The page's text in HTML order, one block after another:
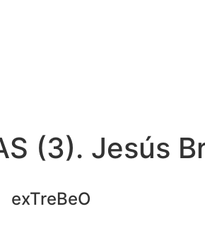
(3). Jesús
exTreBeO